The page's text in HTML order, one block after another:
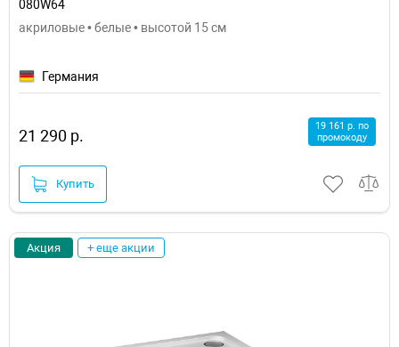
080W64
акриловые • белые • высотой 15 см
Германия
21 290 р.
19 161 р. по
промокоду
Купить
Акция + еще акции